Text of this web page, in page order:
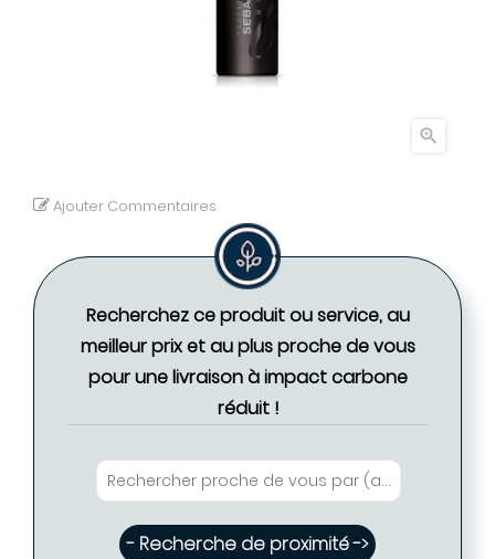

Ajouter Commentaires
Recherchez ce produit ou service, au
meilleur prix et au plus proche de vous
pour une livraison à impact carbone
réduit !
- Recherche de proximité ->